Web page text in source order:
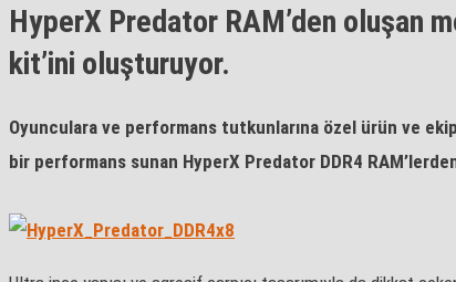
HyperX Predator RAM’den oluşan
kit’ini oluşturuyor.
Oyunculara ve performans tutkunlarına özel ürün ve
bir performans sunan HyperX Predator DDR4